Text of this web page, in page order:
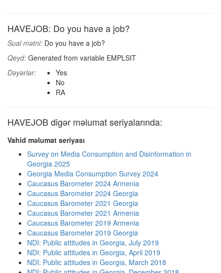
HAVEJOB: Do you have a job?
Sual mətni: Do you have a job?
Qeyd: Generated from variable EMPLSIT
Dəyərlər:
Yes
No
RA
HAVEJOB digər məlumat seriyalarında:
Vahid məlumat seriyası
Survey on Media Consumption and Disinformation in
Georgia 2025
Georgia Media Consumption Survey 2024
Caucasus Barometer 2024 Armenia
Caucasus Barometer 2024 Georgia
Caucasus Barometer 2021 Georgia
Caucasus Barometer 2021 Armenia
Caucasus Barometer 2019 Armenia
Caucasus Barometer 2019 Georgia
NDI: Public attitudes in Georgia, July 2019
NDI: Public attitudes in Georgia, April 2019
NDI: Public attitudes in Georgia, March 2018